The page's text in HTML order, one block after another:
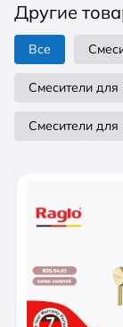
Другие
Все
Смесители
Смесители